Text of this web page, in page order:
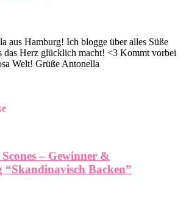
aus Hamburg! Ich blogge über alles Süße
das Herz glücklich macht! <3 Kommt vorbei
Welt! Grüße Antonella
– Gewinner &
“Skandinavisch Backen”